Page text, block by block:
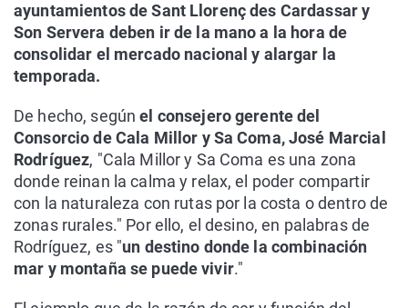
ayuntamientos de Sant Llorenç des Cardassar y
Son Servera deben ir de la mano a la hora de
consolidar el mercado nacional y alargar la
temporada.
De hecho, según el consejero gerente del
Consorcio de Cala Millor y Sa Coma, José Marcial
Rodríguez, "Cala Millor y Sa Coma es una zona
donde reinan la calma y relax, el poder compartir
con la naturaleza con rutas por la costa o dentro de
zonas rurales." Por ello, el desino, en palabras de
Rodríguez, es "un destino donde la combinación
mar y montaña se puede vivir."